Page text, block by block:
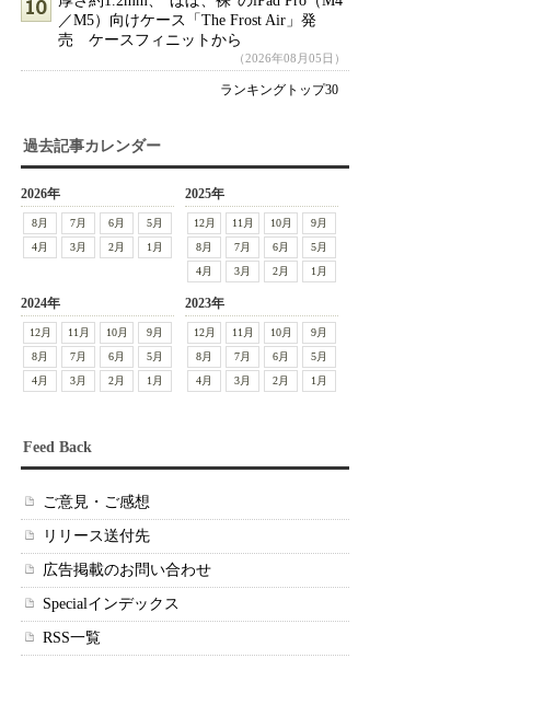
／M5）向けケース「The Frost Air」発
売 ケースフィニットから
（2026年08月05日）
ランキングトップ30
過去記事カレンダー
2026年
8月 7月 6月
5月
4月
3月 2月 1月
2025年
12月 11月 10月
9月
8月
7月 6月
5月
4月
3月 2月 1月
2024年
12月 11月 10月
9月
8月
7月 6月
5月
4月
3月 2月 1月
2023年
12月 11月 10月
9月
8月
7月 6月
5月
4月
3月 2月 1月
Feed Back
ご意見・ご感想
リリース送付先
広告掲載のお問い合わせ
Specialインデックス
RSS一覧